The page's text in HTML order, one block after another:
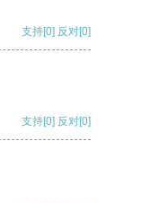
支持[0] 反对[0]
支持[0] 反对[0]